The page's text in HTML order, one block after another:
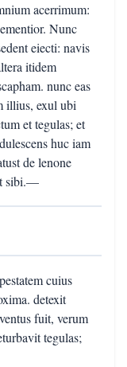
acerrimum:
Nunc
eiecti: navis
itidem
nunc eas
illius, exul ubi
et tegulas; et
huc iam
de lenone
sibi.—
cuius
detexit
fuit, verum
tegulas;